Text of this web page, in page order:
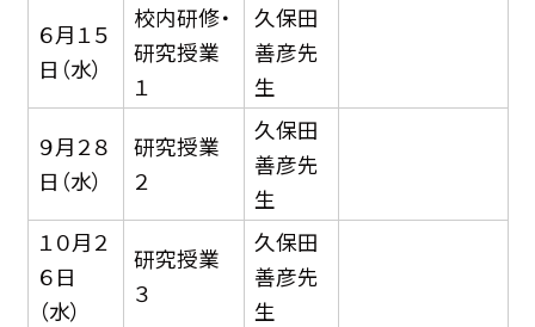
６月１５
日（水）
校内研修・
研究授業
１
久保田
善彦先
生
９月２８
日（水）
研究授業
２
久保田
善彦先
生
１０月２
６日
（水）
研究授業
３
久保田
善彦先
生